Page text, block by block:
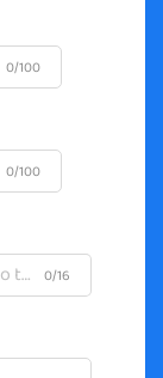
0/100
0/100
0/16